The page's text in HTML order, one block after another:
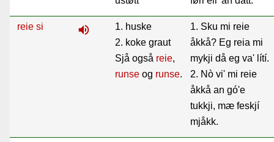
reie si volume_up
1. huske
2. koke graut
Sjå også reie,
runse og runse.
1. Sku mi reie
åkkå? Eg reia mi
mykji då eg va' lítí.
2. Nò vi' mi reie
åkkå an gó'e
tukkji, mæ feskjí
mjåkk.